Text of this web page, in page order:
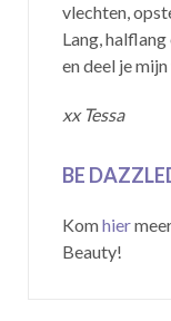
vlechten,
Lang,
en deel je
xx Tessa
BE
Komhier
Beauty!